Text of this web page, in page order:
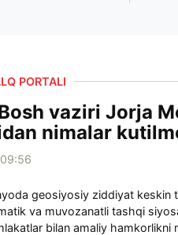
PORTALI
vaziri Jorja
nimalar
geosiyosiy ziddiyat
va muvozanatli tashqi
bilan amaliy